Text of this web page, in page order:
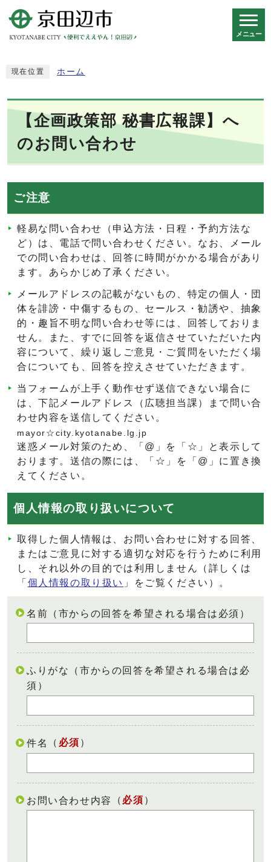
メニュー
現在位置 ホーム
【企画政策部 秘書広報課】へ
のお問い合わせ
ご注意
軽易な問い合わせ（申込方法・日程・予約方法な
ど）は、電話で問い合わせください。なお、メール
での問い合わせは、回答に時間がかかる場合があり
ます。あらかじめ了承ください。
メールアドレスの記載がないもの、特定の個人・団
体を誹謗・中傷するもの、セールス・勧誘や、抽象
的・趣旨不明な問い合わせ等には、回答しておりま
せん。また、すでに回答を返信させていただいた内
容について、繰り返しご意見・ご質問をいただく場
合についても、回答を控えさせていただきます。
当フォームが上手く動作せず送信できない場合に
は、下記メールアドレス（広聴担当課）まで問い合
わせ内容を送信してください。
mayor☆city.kyotanabe.lg.jp
迷惑メール対策のため、「@」を「☆」と表示して
おります。送信の際には、「☆」を「@」に置き換
えてください。
個人情報の取り扱いについて
取得した個人情報は、お問い合わせに対する回答、
またはご意見に対する適切な対応を行うために利用
し、それ以外の目的では利用しません（詳しくは
「 個人情報の取り扱い 」をご覧ください）。
名前（市からの回答を希望される場合は必須）
ふりがな（市からの回答を希望される場合は必
須）
件名 （ 必須 ）
お問い合わせ内容 （ 必須 ）